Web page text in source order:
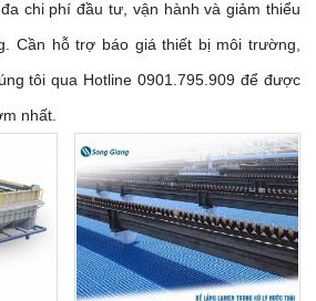
chi phí đầu tư, vận hành và giảm thiểu
Cần hỗ trợ báo giá thiết bị môi trường,
tôi qua Hotline0901.795.909 để được
nhất.